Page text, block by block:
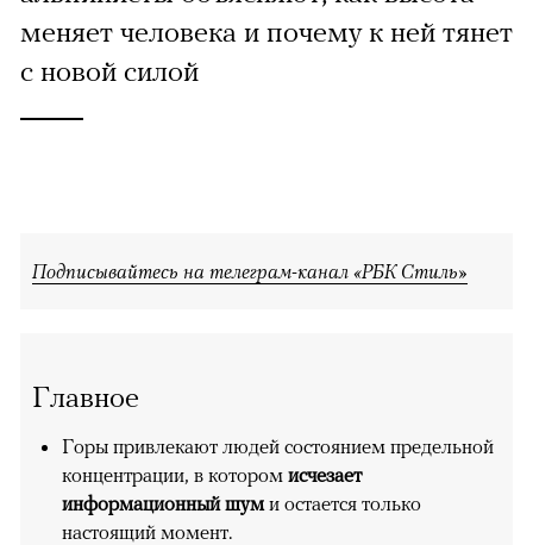
меняет человека и почему к ней тянет
с новой силой
Подписывайтесь на телеграм-канал «РБК Стиль»
Главное
Горы привлекают людей состоянием предельной
концентрации, в котором исчезает
информационный шум и остается только
настоящий момент.